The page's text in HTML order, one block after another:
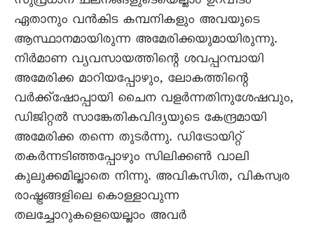
ഏതാനും വൻകിട കമ്പനികളും അവയുടെ
ആസ്ഥാനമായിരുന്ന അമേരിക്കയുമായിരുന്നു.
നിർമാണ വ്യവസായത്തിന്റെ ശവപ്പറമ്പായി
അമേരിക്ക മാറിയപ്പോഴും, ലോകത്തിന്റെ
വർക്ക്ഷോപ്പായി ചൈന വളർന്നതിനുശേഷവും,
ഡിജിറ്റൽ സാങ്കേതികവിദ്യയുടെ കേന്ദ്രമായി
അമേരിക്ക തന്നെ തുടർന്നു. ഡിട്രോയിറ്റ്
തകർന്നടിഞ്ഞപ്പോഴും സിലിക്കൺ വാലി
കുലുക്കമില്ലാതെ നിന്നു. അവികസിത, വികസ്വര
രാഷ്ട്രങ്ങളിലെ കൊള്ളാവുന്ന
തലച്ചോറുകളെയെല്ലാം അവർ